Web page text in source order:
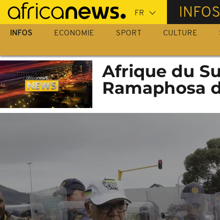
Passer
au
contenu
INFOS
INFOS ECONOMIE SPORT CULTURE
Afrique du
Ramaphosa